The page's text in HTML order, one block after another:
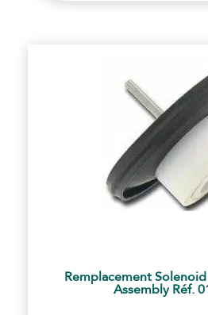
Remplacement
Assembly Réf.